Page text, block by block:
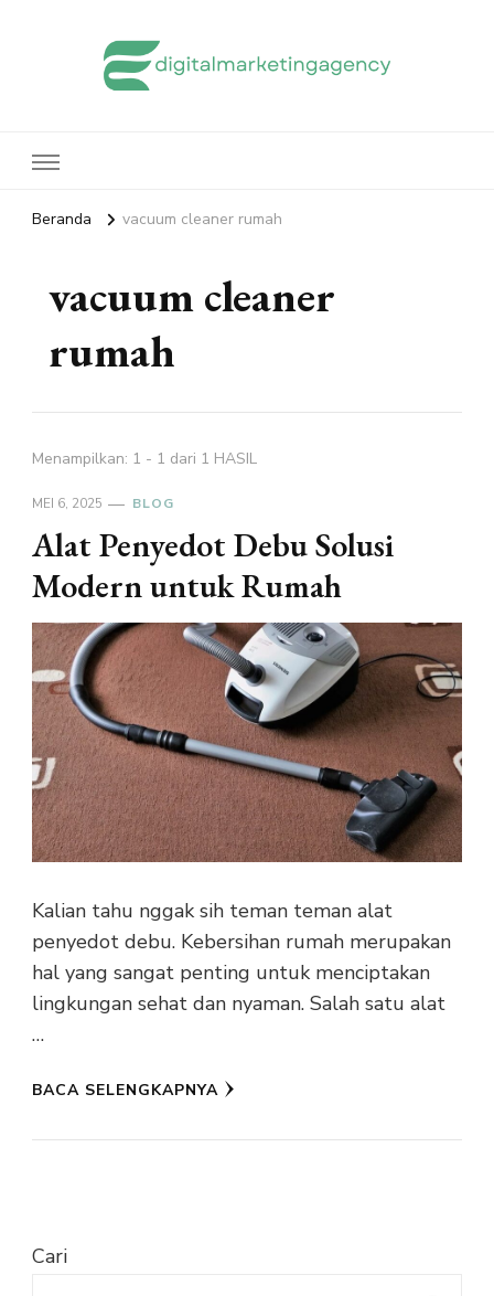
Beranda vacuum cleaner rumah
vacuum cleaner
rumah
Menampilkan: 1 - 1 dari 1 HASIL
MEI 6, 2025 BLOG
Alat Penyedot Debu Solusi
Modern untuk Rumah
Kalian tahu nggak sih teman teman alat
penyedot debu. Kebersihan rumah merupakan
hal yang sangat penting untuk menciptakan
lingkungan sehat dan nyaman. Salah satu alat
…
BACA SELENGKAPNYA
Cari